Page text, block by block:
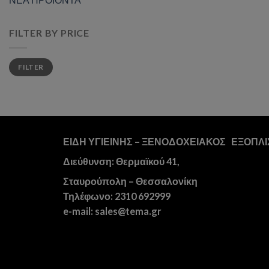
FILTER BY PRICE
Min
price
Max
priceFILTER
ΕΙΔΗ ΥΓΙΕΙΝΗΣ – ΞΕΝΟΔΟΧΕΙΑΚΟΣ
Διεύθυνση: Θερμαϊκού 41,
Σταυρούπολη – Θεσσαλονίκη
Τηλέφωνο: 2310 692999
e-mail: sales@tema.gr